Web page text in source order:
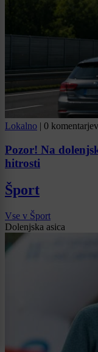
Lokalno | 0 komentarjev
Pozor! Na
hitrosti
Šport
Vse v Šport
Dolenjska asica